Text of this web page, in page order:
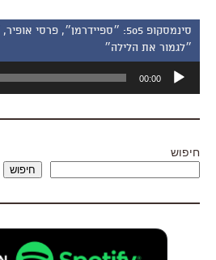
סינמסקופ 505: ״ספיידרמן״, פרסי
״לגמור את הלילה״
אודיו
00:00
חיפוש
חיפוש